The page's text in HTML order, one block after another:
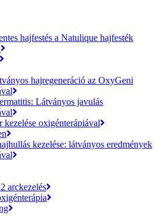
hajfestés a Natulique hajfesték
hajregeneráció az OxyGeni
Látványos javulás
kezelése oxigénterápiával
kezelése: látványos eredmények
arckezelés